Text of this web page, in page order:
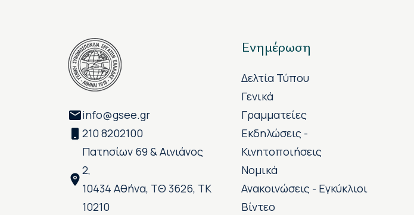
info@gsee.gr
210 8202100
Πατησίων 69 & Αινιάνος
2,
10434 Αθήνα, ΤΘ 3626, ΤΚ
10210
Ενημέρωση
Δελτία Τύπου
Γενικά
Γραμματείες
Εκδηλώσεις -
Κινητοποιήσεις
Νομικά
Ανακοινώσεις - Εγκύκλιοι
Βίντεο